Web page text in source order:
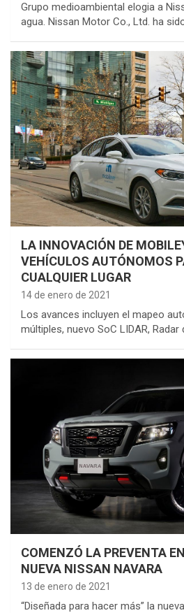
Grupo medioambiental elogia a
agua. Nissan Motor Co., Ltd. ha
LA INNOVACIÓN DE
VEHÍCULOS AUTÓNOMOS
CUALQUIER LUGAR
14 de enero de 2021
Los avances incluyen el mapeo
múltiples, nuevo SoC LIDAR,
COMENZÓ LA PREVENTA
NUEVA NISSAN NAVARA
13 de enero de 2021
“Diseñada para hacer más” la